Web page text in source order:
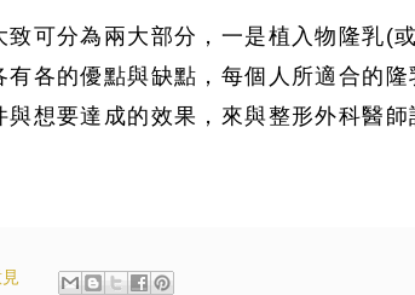
致可分為兩大部分，一是植入物隆乳(
有各的優點與缺點，每個人所適合的
想要達成的效果，來與整形外科醫師